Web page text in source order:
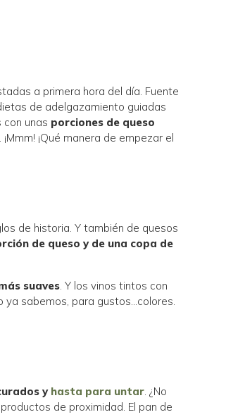
a primera hora del día. Fuente
de adelgazamiento guiadas
unas porciones de queso
¡Qué manera de empezar el
de historia. Y también de quesos
de queso y de una copa de
suaves. Y los vinos tintos con
ya sabemos, para gustos…colores.
y hasta para untar. ¿No
de proximidad. El pan de